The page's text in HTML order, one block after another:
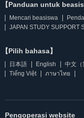
【Panduan untuk
Mencari beasiswa
JAPAN STUDY SUPPORT
【Pilih bahasa】
日本語 English 中文（
Tiếng Việt
ภาษาไทย
Pengoperasi website